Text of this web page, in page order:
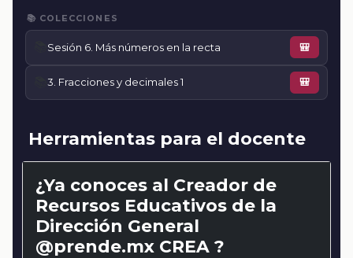
📚 COLECCIONES
Sesión 6. Más números en la recta 🎒
📚3. Fracciones y decimales 1 🎒
Herramientas para el docente
¿Ya conoces al Creador de
Recursos Educativos de la
Dirección General
@prende.mx CREA ?